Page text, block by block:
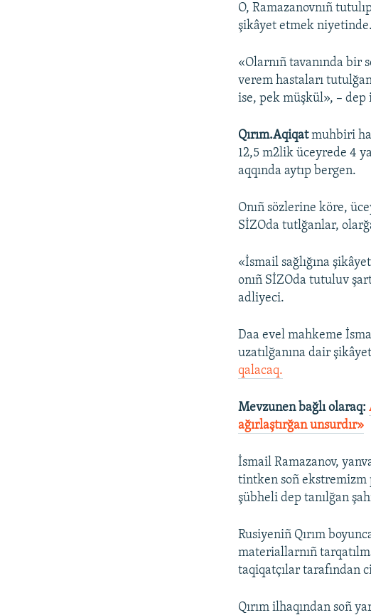
O, Ramazanovnıñ
şikâyet etmek niyetinde.
«Olarnıñ tavanında bir
verem hastaları
ise, pek müşkül», – dep
Qırım.Aqiqatmuhbiri
12,5 m2lik üceyrede 4
aqqında aytıp bergen.
Onıñ sözlerine köre,
SİZOda tutlğanlar,
«İsmail sağlığına
onıñ SİZOda tutuluv
adliyeci.
Daa evel mahkeme
uzatılğanına dair
qalacaq.
Mevzunen bağlı olaraq:
ağırlaştırğan unsurdır»
İsmail Ramazanov,
tintken soñ ekstremizm
şübheli dep tanılğan
Rusiyeniñ Qırım
materiallarnıñ
taqiqatçılar tarafından
Qırım ilhaqından soñ